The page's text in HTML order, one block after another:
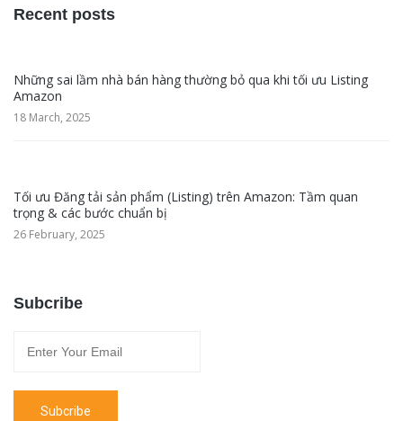
Recent posts
Những sai lầm nhà bán hàng thường bỏ qua khi tối ưu Listing
Amazon
18 March, 2025
Tối ưu Đăng tải sản phẩm (Listing) trên Amazon: Tầm quan
trọng & các bước chuẩn bị
26 February, 2025
Subcribe